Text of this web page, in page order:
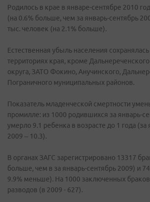
Родилось в крае в январе-сентябре 2010
(на 0.6% больше, чем за январь-сентябрь
тыс. человек (на 2.1% больше).
Естественная убыль населения сохранялась
территориях края, кроме
округа, ЗАТО Фокино, Анучинского,
Пограничного муниципальных районов.
Показатель младенческой смертности
промилле: из 1000 родившихся за январь-
умерло 9.1 ребенка в возрасте до 1 года (за
2009 – 10.3).
В органах ЗАГС зарегистрировано 13317
больше, чем в за январь-сентябрь 2009) и
9.9% меньше). На 1000 заключенных
разводов (в 2009 - 627).